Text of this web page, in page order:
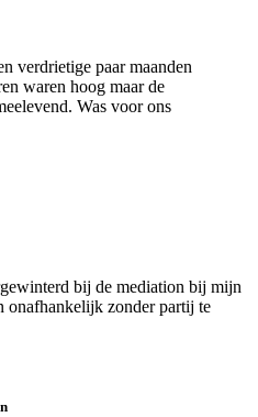
verdrietige paar maanden
waren hoog maar de
Was voor ons
bij de mediation bij mijn
onafhankelijk zonder partij te